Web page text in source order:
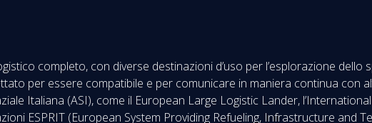
completo, con diverse destinazioni d’uso per l’esplorazione dello
per essere compatibile e per comunicare in maniera continua con
Italiana (ASI), come il European Large Logistic Lander,
ESPRIT (European System Providing Refueling, Infrastructure and